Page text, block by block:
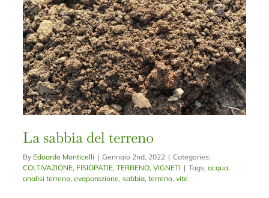
La sabbia del terreno
By Edoardo Monticelli | Gennaio 2nd, 2022 | Categories:
COLTIVAZIONE, FISIOPATIE,TERRENO,VIGNETI | Tags:acqua,
analisi terreno,evaporazione,sabbia,terreno,vite